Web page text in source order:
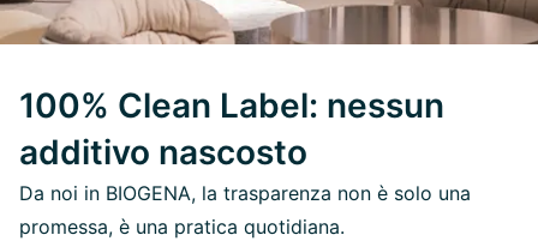
100% Clean Label: nessun
additivo nascosto
Da noi in BIOGENA, la trasparenza non è solo una
promessa, è una pratica quotidiana.